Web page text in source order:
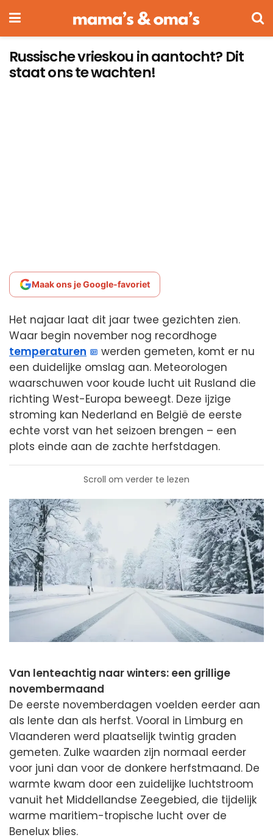
Russische vrieskou in aantocht? Dit
staat ons te wachten!
Maak ons je Google-favoriet
Het najaar laat dit jaar twee gezichten zien.
Waar begin november nog recordhoge
temperaturen
werden gemeten, komt er nu
een duidelijke omslag aan. Meteorologen
waarschuwen voor koude lucht uit Rusland die
richting West-Europa beweegt. Deze ijzige
stroming kan Nederland en België de eerste
echte vorst van het seizoen brengen – een
plots einde aan de zachte herfstdagen.
Scroll om verder te lezen
Van lenteachtig naar winters: een grillige
novembermaand
De eerste novemberdagen voelden eerder aan
als lente dan als herfst. Vooral in Limburg en
Vlaanderen werd plaatselijk twintig graden
gemeten. Zulke waarden zijn normaal eerder
voor juni dan voor de donkere herfstmaand. De
warmte kwam door een zuidelijke luchtstroom
vanuit het Middellandse Zeegebied, die tijdelijk
warme maritiem-tropische lucht over de
Benelux blies.